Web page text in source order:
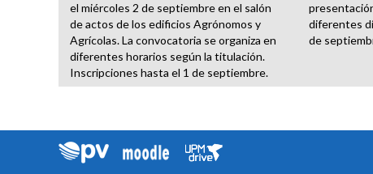
el miércoles 2 de septiembre en el salón
de actos de los edificios Agrónomos y
Agrícolas. La convocatoria se organiza en
diferentes horarios según la titulación.
Inscripciones hasta el 1 de septiembre.
diferentes
de